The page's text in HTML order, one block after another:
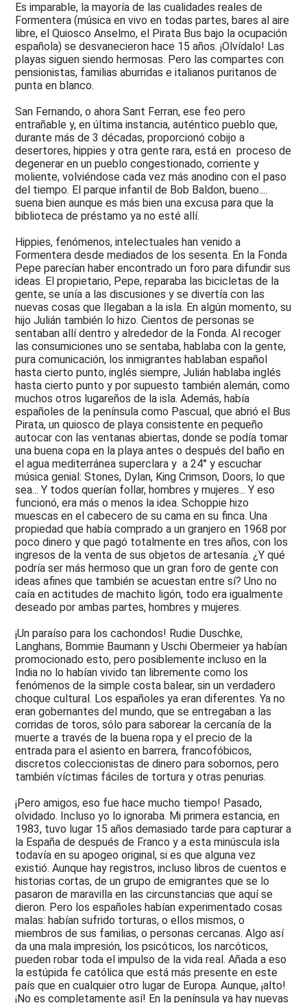
Es imparable, la mayoría de las cualidades reales de
Formentera (música en vivo en todas partes, bares al aire
libre, el Quiosco Anselmo, el Pirata Bus bajo la ocupación
española) se desvanecieron hace 15 años. ¡Olvídalo! Las
playas siguen siendo hermosas. Pero las compartes con
pensionistas, familias aburridas e italianos puritanos de
punta en blanco.
San Fernando, o ahora Sant Ferran, ese feo pero
entrañable y, en última instancia, auténtico pueblo que,
durante más de 3 décadas, proporcionó cobijo a
desertores, hippies y otra gente rara, está en proceso de
degenerar en un pueblo congestionado, corriente y
moliente, volviéndose cada vez más anodino con el paso
del tiempo. El parque infantil de Bob Baldon, bueno....
suena bien aunque es más bien una excusa para que la
biblioteca de préstamo ya no esté allí.
Hippies, fenómenos, intelectuales han venido a
Formentera desde mediados de los sesenta. En la Fonda
Pepe parecían haber encontrado un foro para difundir sus
ideas. El propietario, Pepe, reparaba las bicicletas de la
gente, se unía a las discusiones y se divertía con las
nuevas cosas que llegaban a la isla. En algún momento, su
hijo Julián también lo hizo. Cientos de personas se
sentaban allí dentro y alrededor de la Fonda. Al recoger
las consumiciones uno se sentaba, hablaba con la gente,
pura comunicación, los inmigrantes hablaban español
hasta cierto punto, inglés siempre, Julián hablaba inglés
hasta cierto punto y por supuesto también alemán, como
muchos otros lugareños de la isla. Además, había
españoles de la península como Pascual, que abrió el Bus
Pirata, un quiosco de playa consistente en pequeño
autocar con las ventanas abiertas, donde se podía tomar
una buena copa en la playa antes o después del baño en
el agua mediterránea superclara y a 24° y escuchar
música genial: Stones, Dylan, King Crimson, Doors, lo que
sea... Y todos querían follar, hombres y mujeres... Y eso
funcionó, era más o menos la idea. Schoppie hizo
muescas en el cabecero de su cama en su finca. Una
propiedad que había comprado a un granjero en 1968 por
poco dinero y que pagó totalmente en tres años, con los
ingresos de la venta de sus objetos de artesanía. ¿Y qué
podría ser más hermoso que un gran foro de gente con
ideas afines que también se acuestan entre sí? Uno no
caía en actitudes de machito ligón, todo era igualmente
deseado por ambas partes, hombres y mujeres.
¡Un paraíso para los cachondos! Rudie Duschke,
Langhans, Bommie Baumann y Uschi Obermeier ya habían
promocionado esto, pero posiblemente incluso en la
India no lo habían vivido tan libremente como los
fenómenos de la simple costa balear, sin un verdadero
choque cultural. Los españoles ya eran diferentes. Ya no
eran gobernantes del mundo, que se entregaban a las
corridas de toros, sólo para saborear la cercanía de la
muerte a través de la buena ropa y el precio de la
entrada para el asiento en barrera, francofóbicos,
discretos coleccionistas de dinero para sobornos, pero
también víctimas fáciles de tortura y otras penurias.
¡Pero amigos, eso fue hace mucho tiempo! Pasado,
olvidado. Incluso yo lo ignoraba. Mi primera estancia, en
1983, tuvo lugar 15 años demasiado tarde para capturar a
la España de después de Franco y a esta minúscula isla
todavía en su apogeo original, si es que alguna vez
existió. Aunque hay registros, incluso libros de cuentos e
historias cortas, de un grupo de emigrantes que se lo
pasaron de maravilla en las circunstancias que aquí se
dieron. Pero los españoles habían experimentado cosas
malas: habían sufrido torturas, o ellos mismos, o
miembros de sus familias, o personas cercanas. Algo así
da una mala impresión, los psicóticos, los narcóticos,
pueden robar toda el impulso de la vida real. Añada a eso
la estúpida fe católica que está más presente en este
país que en cualquier otro lugar de Europa. Aunque, ¡alto!
¡No es completamente así! En la península ya hay nuevas